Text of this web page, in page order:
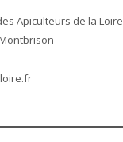
Apiculteurs de la Loire